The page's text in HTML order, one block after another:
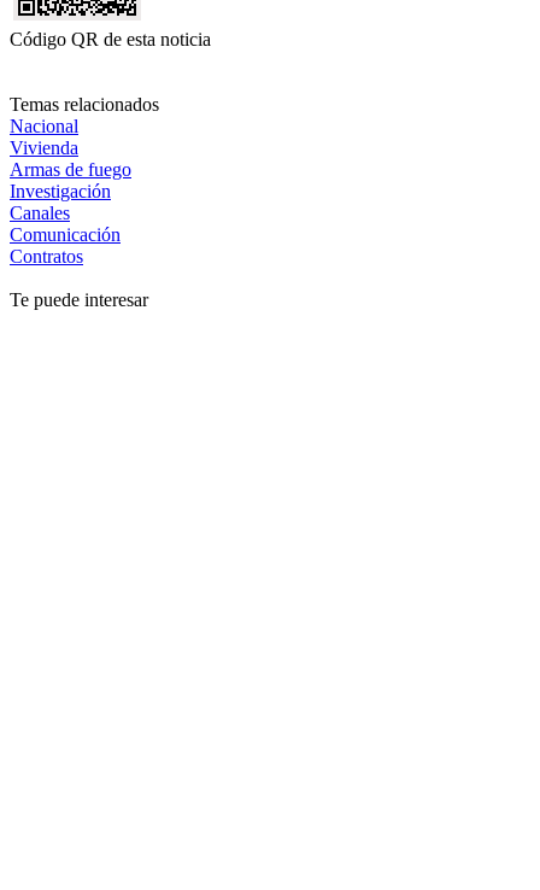
Código QR de esta noticia
Temas relacionados
Nacional
Vivienda
Armas de fuego
Investigación
Canales
Comunicación
Contratos
Te puede interesar